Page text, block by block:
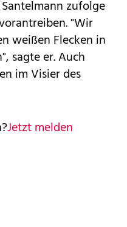
zufolge
"Wir
weißen Flecken in
sagte er. Auch
im Visier des
Jetzt melden